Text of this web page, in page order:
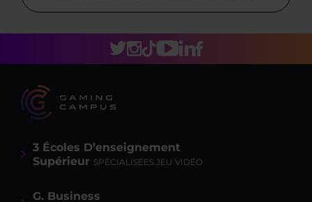
3 Écoles D’enseignement
Supérieur SPÉCIALISÉES JEU VIDÉO
G. Business